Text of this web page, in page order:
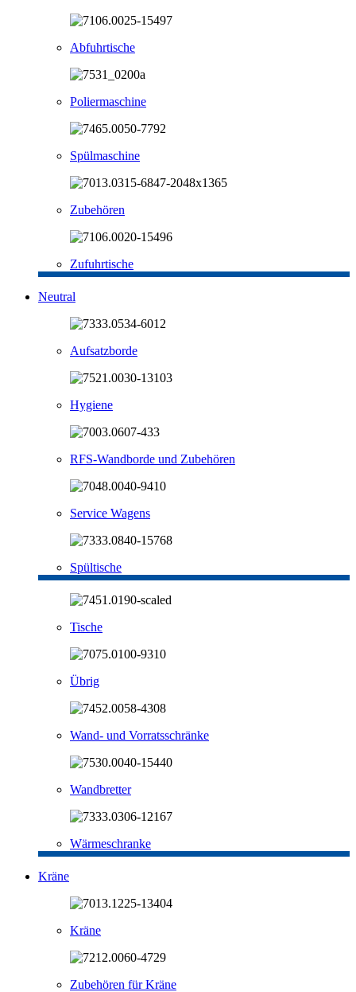
Abfuhrtische
Poliermaschine
Spülmaschine
Zubehören
Zufuhrtische
Neutral
Aufsatzborde
Hygiene
RFS-Wandborde und Zubehören
Service Wagens
Spültische
Tische
Übrig
Wand- und Vorratsschränke
Wandbretter
Wärmeschranke
Kräne
Kräne
Zubehören für Kräne